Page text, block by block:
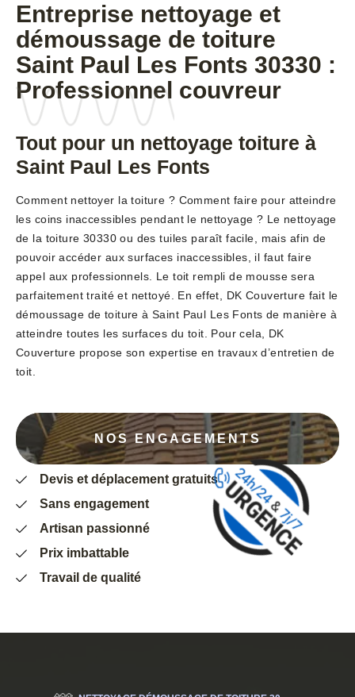
Entreprise nettoyage et
démoussage de toiture
Saint Paul Les Fonts 30330 :
Professionnel couvreur
Tout pour un nettoyage toiture à
Saint Paul Les Fonts
Comment nettoyer la toiture ? Comment faire pour atteindre
les coins inaccessibles pendant le nettoyage ? Le nettoyage
de la toiture 30330 ou des tuiles paraît facile, mais afin de
pouvoir accéder aux surfaces inaccessibles, il faut faire
appel aux professionnels. Le toit rempli de mousse sera
parfaitement traité et nettoyé. En effet, DK Couverture fait le
démoussage de toiture à Saint Paul Les Fonts de manière à
atteindre toutes les surfaces du toit. Pour cela, DK
Couverture propose son expertise en travaux d’entretien de
toit.
NOS ENGAGEMENTS
Devis et déplacement gratuits
Sans engagement
Artisan passionné
Prix imbattable
Travail de qualité